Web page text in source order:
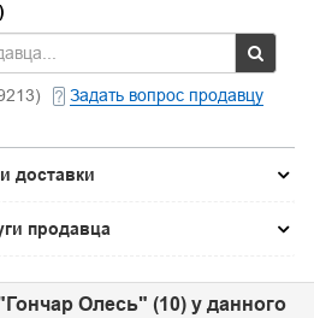
Задать вопрос продавцу
доставки
продавца
Олесь" (10) у данного